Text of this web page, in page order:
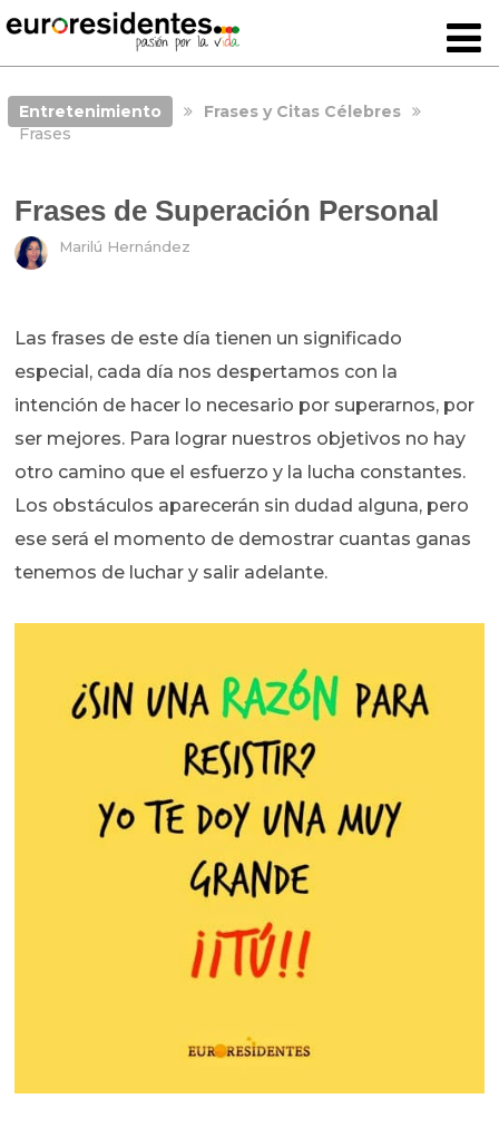
Entretenimiento
Frases y Citas Célebres
Frases
Frases de Superación Personal
Marilú Hernández
Las frases de este día tienen un significado
especial, cada día nos despertamos con la
intención de hacer lo necesario por superarnos, por
ser mejores. Para lograr nuestros objetivos no hay
otro camino que el esfuerzo y la lucha constantes.
Los obstáculos aparecerán sin dudad alguna, pero
ese será el momento de demostrar cuantas ganas
tenemos de luchar y salir adelante.